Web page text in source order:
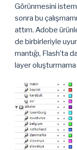
Görünmesini
sonra bu
attım. Adobe
de birbirleriyle
mantığı, Flash’ta
layer